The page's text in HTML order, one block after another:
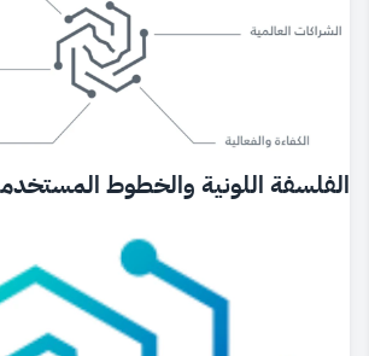
الفلسفة اللونية والخطوط